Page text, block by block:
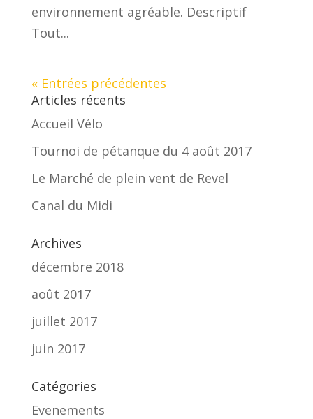
environnement agréable. Descriptif
Tout...
« Entrées précédentes
Articles récents
Accueil Vélo
Tournoi de pétanque du 4 août 2017
Le Marché de plein vent de Revel
Canal du Midi
Archives
décembre 2018
août 2017
juillet 2017
juin 2017
Catégories
Evenements